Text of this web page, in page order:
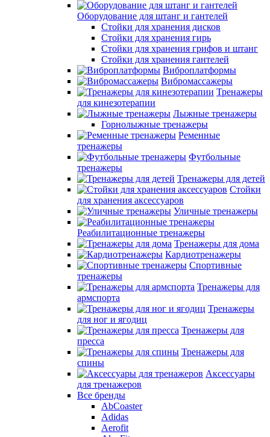
Оборудование для штанг и гантелей
Стойки для хранения дисков
Стойки для хранения гирь
Стойки для хранения грифов и штанг
Стойки для хранения гантелей
Виброплатформы
Вибромассажеры
Тренажеры
для кинезотерапии
Лыжные тренажеры
Горнолыжные тренажеры
Ременные
тренажеры
Футбольные
тренажеры
Тренажеры для детей
Стойки
для хранения аксессуаров
Уличные тренажеры
Реабилитационные тренажеры
Тренажеры для дома
Кардиотренажеры
Спортивные
тренажеры
Тренажеры для
армспорта
Тренажеры
для ног и ягодиц
Тренажеры для
пресса
Тренажеры для
спины
Аксессуары
для тренажеров
Все бренды
AbCoaster
Adidas
Aerofit